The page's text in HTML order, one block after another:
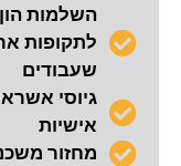
השלמות
לתקופות
שעבודים
גיוסי
אישיות
מחזור